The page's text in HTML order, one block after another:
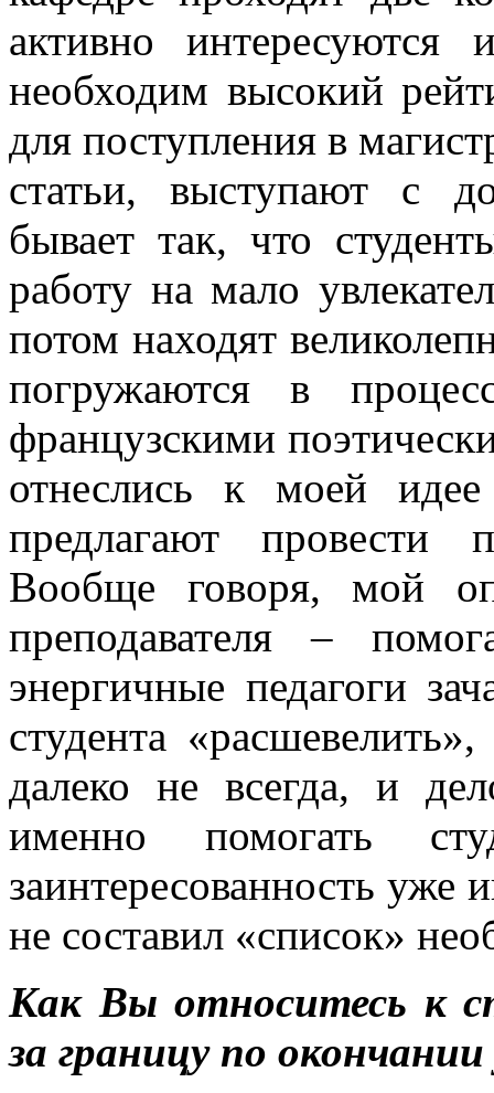
активно
необходим высокий
для поступления в
статьи, выступают с
бывает так, что
работу на мало
потом находят
погружаются в
французскими
отнеслись к моей
предлагают провести
Вообще говоря, мой
преподавателя –
энергичные педагоги
студента
далеко не всегда, и
именно помогать
заинтересованность уже
не составил «список»
Как Вы относитесь к
за границу по